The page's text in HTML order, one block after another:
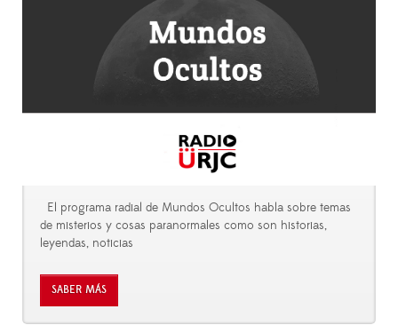
El programa radial de Mundos Ocultos habla sobre temas
de misterios y cosas paranormales como son historias,
leyendas, noticias
SABER MÁS